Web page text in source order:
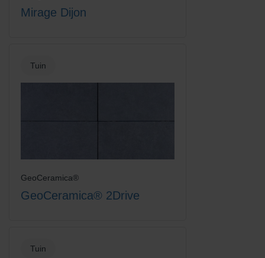
Mirage Dijon
Tuin
GeoCeramica®
GeoCeramica® 2Drive
Tuin